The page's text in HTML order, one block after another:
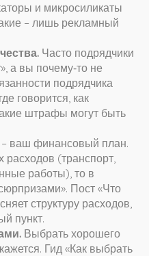
и микросиликаты
– лишь рекламный
Часто подрядчики
а вы почему‑то не
подрядчика
говорится, как
штрафы могут быть
ваш финансовый план.
расходов (транспорт,
работы), то в
Пост «Что
структуру расходов,
пункт.
Выбрать хорошего
Гид «Как выбрать